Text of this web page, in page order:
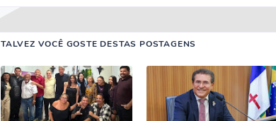
TALVEZ VOCÊ GOSTE DESTAS POSTAGENS